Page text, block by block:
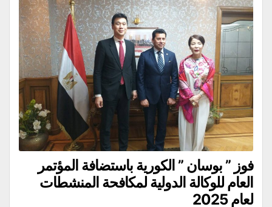
فوز ” بوسان ” الكورية باستضافة المؤتمر
العام للوكالة الدولية لمكافحة المنشطات
لعام 2025